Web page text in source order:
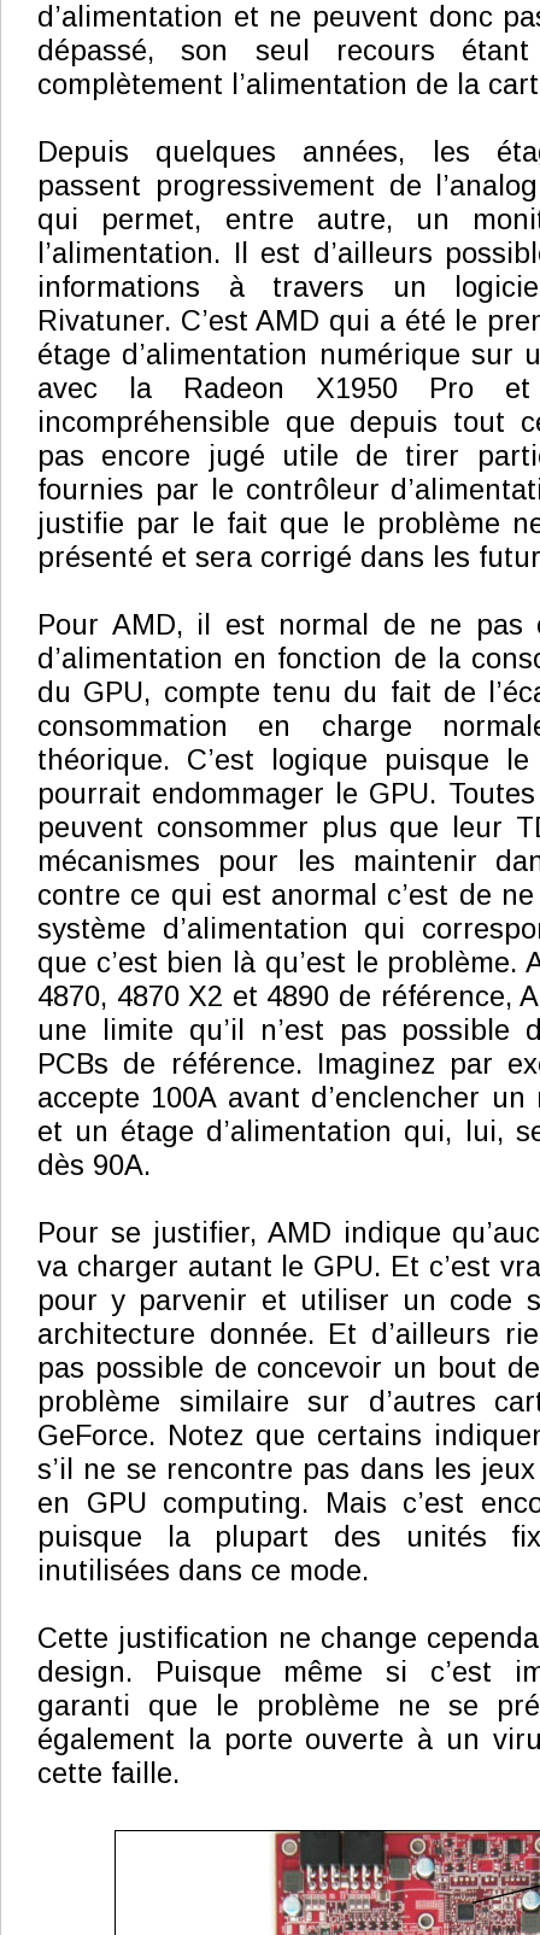
d’alimentation et ne peuvent donc
dépassé, son seul recours
complètement l’alimentation de la
Depuis quelques années, les
passent progressivement de
qui permet, entre autre, un
l’alimentation. Il est d’ailleurs
informations à travers un
Rivatuner. C’est AMD qui a été le
étage d’alimentation numérique sur
avec la Radeon X1950 Pro
incompréhensible que depuis tout
pas encore jugé utile de tirer
fournies par le contrôleur
justifie par le fait que le problème
présenté et sera corrigé dans les
Pour AMD, il est normal de ne pas
d’alimentation en fonction de la
du GPU, compte tenu du fait de
consommation en charge
théorique. C’est logique puisque
pourrait endommager le GPU.
peuvent consommer plus que leur
mécanismes pour les maintenir
contre ce qui est anormal c’est de
système d’alimentation qui
que c’est bien là qu’est le problème.
4870, 4870 X2 et 4890 de référence,
une limite qu’il n’est pas possible
PCBs de référence. Imaginez par
accepte 100A avant d’enclencher
et un étage d’alimentation qui, lui,
dès 90A.
Pour se justifier, AMD indique
va charger autant le GPU. Et c’est
pour y parvenir et utiliser un code
architecture donnée. Et d’ailleurs
pas possible de concevoir un bout
problème similaire sur d’autres
GeForce. Notez que certains
s’il ne se rencontre pas dans les
en GPU computing. Mais c’est
puisque la plupart des unités
inutilisées dans ce mode.
Cette justification ne change
design. Puisque même si c’est
garanti que le problème ne se
également la porte ouverte à un
cette faille.